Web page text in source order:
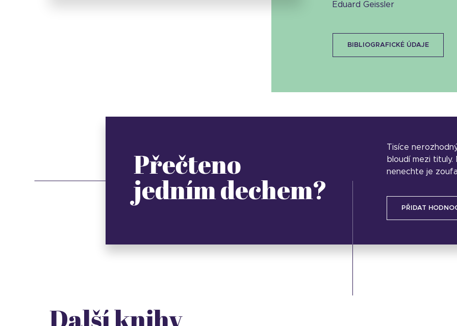
Eduard Geissler
BIBLIOGRAFICKÉ ÚDAJE
Přečteno
jedním dechem?
Tisíce
bloudí mezi
nenechte je
PŘIDAT
Další knihy